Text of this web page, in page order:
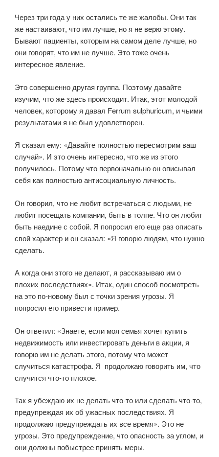
Через три года у них остались те же жалобы. Они так
же настаивают, что им лучше, но я не верю этому.
Бывают пациенты, которым на самом деле лучше, но
они говорят, что им не лучше. Это тоже очень
интересное явление.
Это совершенно другая группа. Поэтому давайте
изучим, что же здесь происходит. Итак, этот молодой
человек, которому я давал Ferrum sulphuricum, и чьими
результатами я не был удовлетворен.
Я сказал ему: «Давайте полностью пересмотрим ваш
случай». И это очень интересно, что же из этого
получилось. Потому что первоначально он описывал
себя как полностью антисоциальную личность.
Он говорил, что не любит встречаться с людьми, не
любит посещать компании, быть в толпе. Что он любит
быть наедине с собой. Я попросил его еще раз описать
свой характер и он сказал: «Я говорю людям, что нужно
сделать.
А когда они этого не делают, я рассказываю им о
плохих последствиях». Итак, один способ посмотреть
на это по-новому был с точки зрения угрозы. Я
попросил его привести пример.
Он ответил: «Знаете, если моя семья хочет купить
недвижимость или инвестировать деньги в акции, я
говорю им не делать этого, потому что может
случиться катастрофа. Я продолжаю говорить им, что
случится что-то плохое.
Так я убеждаю их не делать что-то или сделать что-то,
предупреждая их об ужасных последствиях. Я
продолжаю предупреждать их все время». Это не
угрозы. Это предупреждение, что опасность за углом, и
они должны побыстрее принять меры.